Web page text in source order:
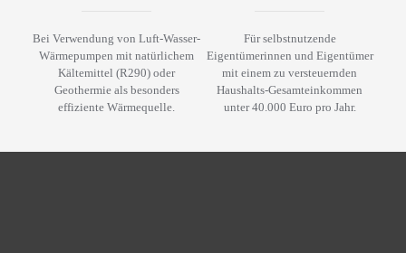
Bei Verwendung von Luft-Wasser-
Wärmepumpen mit natürlichem
Kältemittel (R290) oder
Geothermie als besonders
effiziente Wärmequelle.
Für selbstnutzende
Eigentümerinnen und Eigentümer
mit einem zu versteuernden
Haushalts-Gesamteinkommen
unter 40.000 Euro pro Jahr.